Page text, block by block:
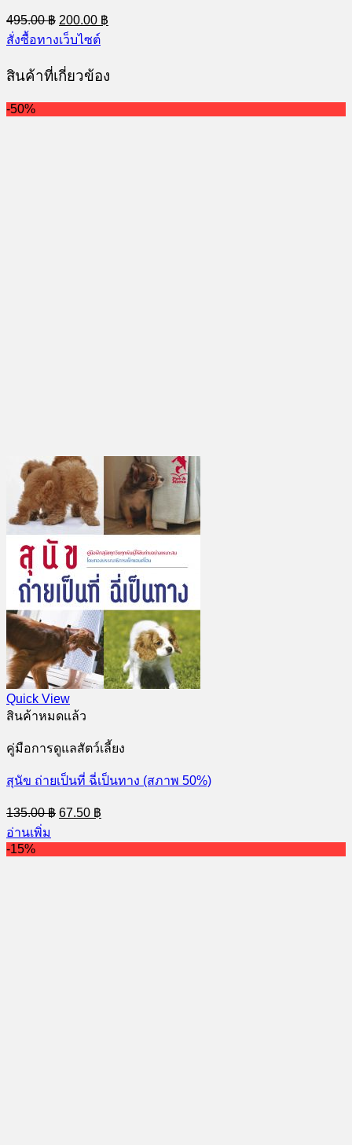
495.00฿ Original
price
was:
200.00 ฿
price
สั่งซื้อทางเว็บไซต์
สินค้าที่เกี่ยวข้อง
-50%
Quick View
สินค้าหมดแล้ว
คู่มือการดูแลสัตว์เลี้ยง
สุนัข ถ่ายเป็นที่ ฉี่เป็นทาง (สภาพ 50%)
135.00฿ Original
price
135.00 ฿.
67.50 ฿
price
67.50 ฿.
อ่านเพิ่ม
-15%